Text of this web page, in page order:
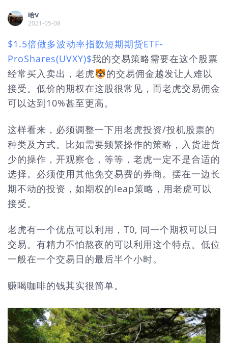
哈V
2021-05-08
$1.5倍做多波动率指数短期期货ETF-
ProShares(UVXY)$我的交易策略需要在这个股票
经常买入卖出，老虎🐯的交易佣金越发让人难以
接受。低价的期权在这股很常见，而老虎交易佣金
可以达到10%甚至更高。
这样看来，必须调整一下用老虎投资/投机股票的
种类及方式。比如需要频繁操作的策略，入货进货
少的操作，开观察仓，等等，老虎一定不是合适的
选择。必须使用其他免交易费的券商。摆在一边长
期不动的投资，如期权的leap策略，用老虎可以
接受。
老虎有一个优点可以利用，T0, 同一个期权可以日
交易。有精力不怕熬夜的可以利用这个特点。低位
一般在一个交易日的最后半个小时。
赚喝咖啡的钱其实很简单。